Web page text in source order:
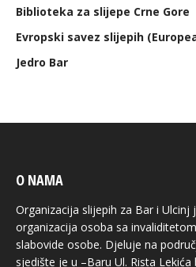
Biblioteka za slijepe Crne Gore
Evropski savez slijepih
Jedro Bar
O NAMA
Organizacija slijepih za Bar i Ulcinj
organizacija osoba sa
slabovide osobe. Djeluje na
sjedište je u –Baru Ul. Rista Lekića